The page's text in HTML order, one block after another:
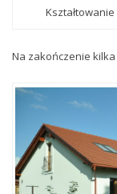
Na zakończenie